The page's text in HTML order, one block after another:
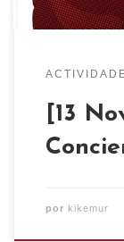
[13
por kikemur